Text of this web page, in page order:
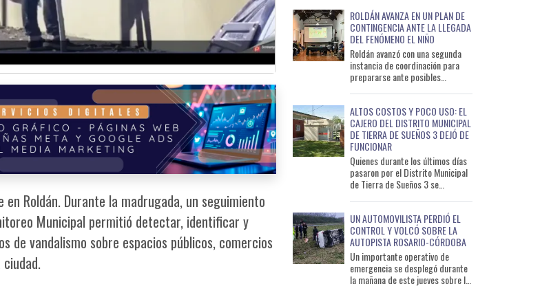
Roldán. Durante la madrugada, un seguimiento
Municipal permitió detectar, identificar y
de vandalismo sobre espacios públicos, comercios
ROLDÁN AVANZA EN UN PLAN DE
CONTINGENCIA ANTE LA LLEGADA
DEL FENÓMENO EL NIÑO
Roldán avanzó con una segunda
instancia de coordinación para
prepararse ante posibles
ALTOS COSTOS Y POCO USO: EL
CAJERO DEL DISTRITO MUNICIPAL
DE TIERRA DE SUEÑOS 3 DEJÓ DE
FUNCIONAR
Quienes durante los últimos días
pasaron por el Distrito Municipal
de Tierra de Sueños 3 se
UN AUTOMOVILISTA PERDIÓ EL
CONTROL Y VOLCÓ SOBRE LA
AUTOPISTA ROSARIO-CÓRDOBA
Un importante operativo de
emergencia se desplegó durante
la mañana de este jueves sobre la